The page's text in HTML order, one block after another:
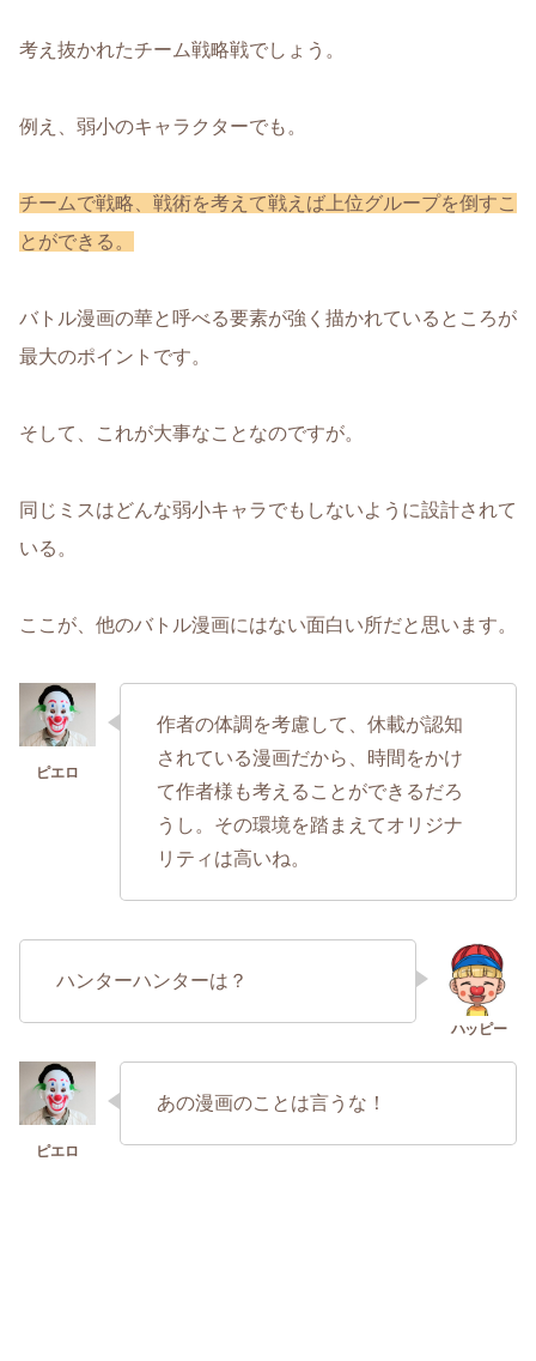
考え抜かれたチーム戦略戦でしょう。
例え、弱小のキャラクターでも。
チームで戦略、戦術を考えて戦えば上位グループを倒すこ
とができる。
バトル漫画の華と呼べる要素が強く描かれているところが
最大のポイントです。
そして、これが大事なことなのですが。
同じミスはどんな弱小キャラでもしないように設計されて
いる。
ここが、他のバトル漫画にはない面白い所だと思います。
作者の体調を考慮して、休載が認知
されている漫画だから、時間をかけ
て作者様も考えることができるだろ
うし。その環境を踏まえてオリジナ
リティは高いね。
ハンターハンターは？
あの漫画のことは言うな！